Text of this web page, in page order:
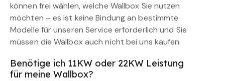
können frei wählen, welche Wallbox Sie nutzen
möchten – es ist keine Bindung an bestimmte
Modelle für unseren Service erforderlich und Sie
müssen die Wallbox auch nicht bei uns kaufen.
Benötige ich 11KW oder 22KW Leistung
für meine Wallbox?